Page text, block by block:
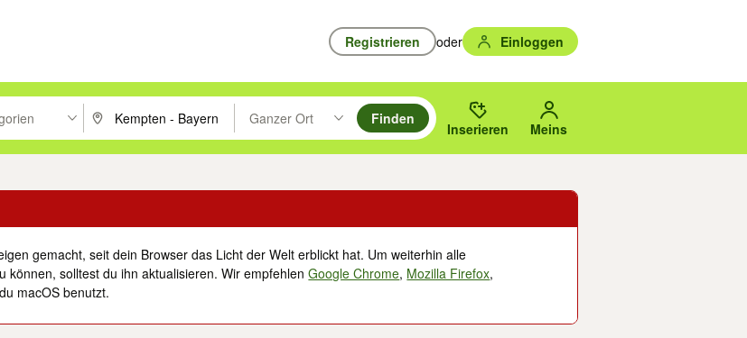
Registrieren oder Einloggen
oder Vorschläge mit den Pfeiltasten nach oben/unten durchsuchen und mit Eingabetaste auswählen.
PLZ oder Ort eingeben. Eingabetaste drücken um zu suchen, oder Vorschläge mit den Pfeiltasten nach oben/
Ganzer Ort
Suche im Umkreis des gewählten Orts oder PLZ.
Finden
Inserieren Meins
gemacht, seit dein Browser das Licht der Welt erblickt hat. Um weiterhin alle
können, solltest du ihn aktualisieren. Wir empfehlenGoogle Chrome, Mozilla Firefox,
macOS benutzt.